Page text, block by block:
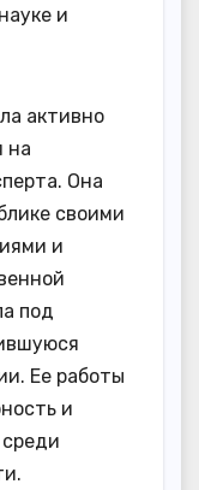
и
активно
на
Она
своими
и
под
Ее работы
и